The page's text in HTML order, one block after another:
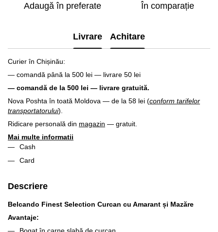
Adaugă în preferate În comparație
Livrare Achitare
Curier în Chișinău:
— comandă până la 500 lei — livrare 50 lei
— comandă de la 500 lei — livrare gratuită.
Nova Poshta în toată Moldova — de la 58 lei (conform tarifelor
transportatorului).
Ridicare personală din magazin — gratuit.
Mai multe informatii
Cash
Card
Descriere
Belcando Finest Selection Curcan cu Amarant și Mazăre
Avantaje: